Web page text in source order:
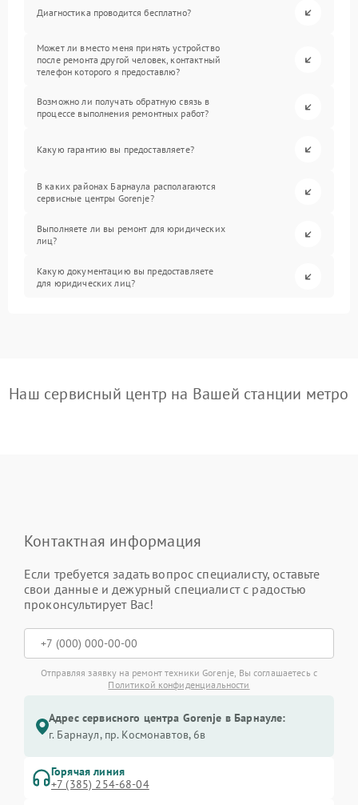
Диагностика проводится бесплатно?
Может ли вместо меня принять устройство
после ремонта другой человек, контактный
телефон которого я предоставлю?
Возможно ли получать обратную связь в
процессе выполнения ремонтных работ?
Какую гарантию вы предоставляете?
В каких районах Барнаула располагаются
сервисные центры Gorenje?
Выполняете ли вы ремонт для юридических
лиц?
Какую документацию вы предоставляете
для юридических лиц?
Наш сервисный центр на Вашей станции метро
Контактная информация
Если требуется задать вопрос специалисту, оставьте
свои данные и дежурный специалист с радостью
проконсультирует Вас!
Отправляя заявку на ремонт техники Gorenje, Вы соглашаетесь с
Политикой конфиденциальности
Адрес сервисного центра Gorenje в Барнауле:
г. Барнаул, ​пр. Космонавтов, 6в
Горячая линия
+7 (385) 254-68-04